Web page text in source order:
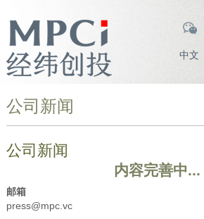
中文
公司新闻
公司新闻
内容完善中...
邮箱
press@mpc.vc